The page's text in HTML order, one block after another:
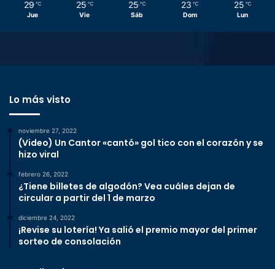
29 ℃
Jue
25 ℃
Vie
25 ℃
Sáb
23 ℃
Dom
25 ℃
Lun
Lo más visto
noviembre 27, 2022
(Video) Un Cantor «cantó» gol tico con el corazón y se
hizo viral
febrero 26, 2022
¿Tiene billetes de algodón? Vea cuáles dejan de
circular a partir del 1 de marzo
diciembre 24, 2022
¡Revise su lotería! Ya salió el premio mayor del primer
sorteo de consolación